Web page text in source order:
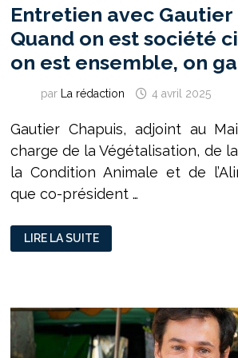
Entretien avec Gautier
Quand on est société
on est ensemble, on
par La rédaction 4 avril 2025
Gautier Chapuis, adjoint au
charge de la Végétalisation, de
la Condition Animale et de
que co-président …
ENTRETIEN
AVEC
GAUTIER
EST
SOCIÉTÉ
CIVILE,
QUAND
LIRE LA SUITE